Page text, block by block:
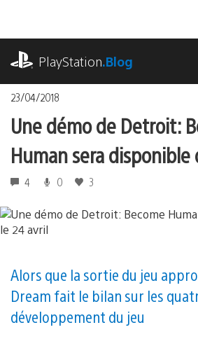
contenu
PlayStation.Blog
23/04/2018
Une démo de Detroit:
Human sera disponible
4 0 3
Alors que la sortie du jeu
Dream fait le bilan sur les
développement du jeu